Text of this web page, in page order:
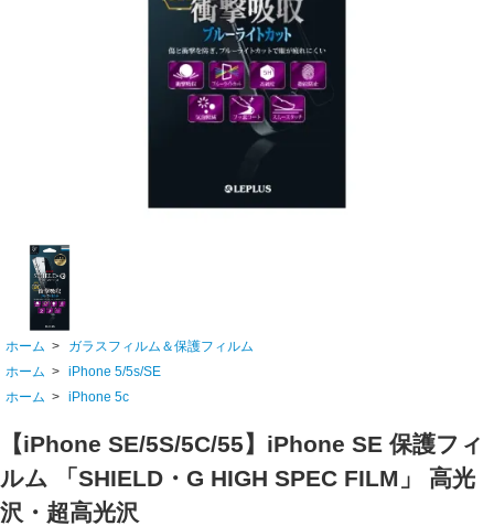
ホーム >
ガラスフィルム＆保護フィルム
ホーム > iPhone 5/5s/SE
ホーム > iPhone 5c
【iPhone SE/5S/5C/55】iPhone SE 保護フィ
ルム 「SHIELD・G HIGH SPEC FILM」 高光
沢・超高光沢